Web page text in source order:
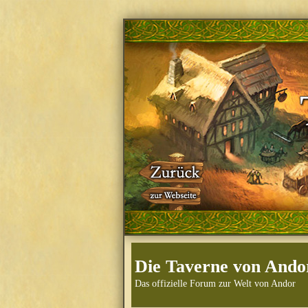
Die Taverne von
Das offizielle Forum zur Welt von Andor